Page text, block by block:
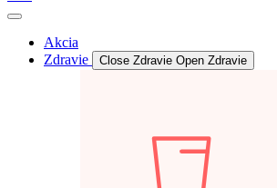
Akcia
Zdravie
Close Zdravie Open Zdravie